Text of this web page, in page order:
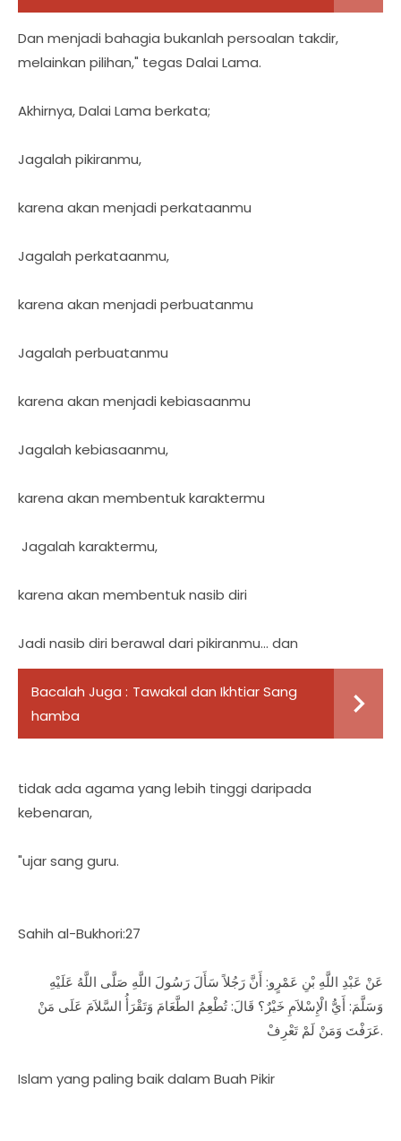
Dan menjadi bahagia bukanlah persoalan takdir,
melainkan pilihan," tegas Dalai Lama.
Akhirnya, Dalai Lama berkata;
Jagalah pikiranmu,
karena akan menjadi perkataanmu
Jagalah perkataanmu,
karena akan menjadi perbuatanmu
Jagalah perbuatanmu
karena akan menjadi kebiasaanmu
Jagalah kebiasaanmu,
karena akan membentuk karaktermu
Jagalah karaktermu,
karena akan membentuk nasib diri
Jadi nasib diri berawal dari pikiranmu... dan
Bacalah Juga : Tawakal dan Ikhtiar Sang
hamba
tidak ada agama yang lebih tinggi daripada
kebenaran,
"ujar sang guru.
Sahih al-Bukhori:27
وَسَلَّمَ: أَيُّ الْإِسْلاَمِ خَيْرٌ؟ قَالَ: تُطْعِمُ الطَّعَامَ وَتَقْرَأُ السَّلاَمَ عَلَى مَنْ
عَرَفْتَ وَمَنْ لَمْ تَعْرِفْ.
Islam yang paling baik dalam Buah Pikir